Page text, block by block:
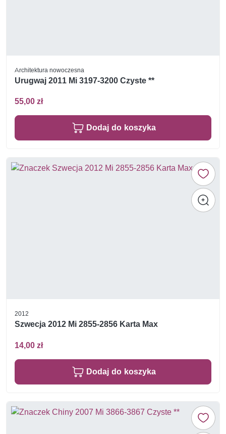
Architektura nowoczesna
Urugwaj 2011 Mi 3197-3200 Czyste **
55,00 zł
Dodaj do koszyka
2012
Szwecja 2012 Mi 2855-2856 Karta Max
14,00 zł
Dodaj do koszyka